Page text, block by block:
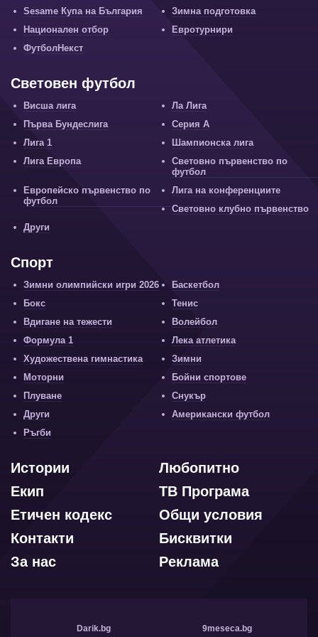
Sesame Купа на България
Зимна подготовка
Национален отбор
Евротурнири
ФутболНекст
Световен футбол
Висша лига
Ла Лига
Първа Бундеслига
Серия А
Лига 1
Шампионска лига
Лига Европа
Световно първенство по
футбол
Европейско първенство по
футбол
Лига на конференциите
Световно клубно първенство
Други
Спорт
Зимни олимпийски игри 2026
Баскетбол
Бокс
Тенис
Вдигане на тежести
Волейбол
Формула 1
Лека атлетика
Художествена гимнастика
Зимни
Моторни
Бойни спортове
Плуване
Снукър
Други
Американски футбол
Ръгби
Любопитно
Истории
ТВ Програма
Екип
Общи условия
Етичен кодекс
Бисквитки
Контакти
Реклама
За нас
Darik.bg 9meseca.bg